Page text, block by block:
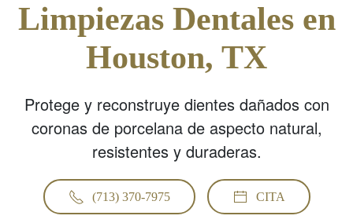
Limpiezas Dentales en
Houston, TX
Protege y reconstruye dientes dañados con
coronas de porcelana de aspecto natural,
resistentes y duraderas.
(713) 370-7975 CITA